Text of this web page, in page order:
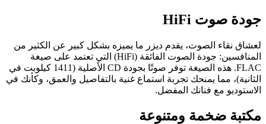
جودة صوت HiFi
لعشاق نقاء الصوت، يقدم ديزر ما يميزه بشكل كبير عن الكثير من
المنافسين: جودة الصوت الفائقة (HiFi) التي تعتمد على صيغة
FLAC. هذه الصيغة توفر صوتًا بجودة CD الأصلية (1411 كيلوبت في
الثانية)، مما يمنحك تجربة استماع غنية بالتفاصيل والعمق، وكأنك في
الاستوديو مع فنانك المفضل.
مكتبة ضخمة ومتنوعة